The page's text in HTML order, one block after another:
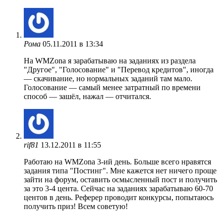
Рома 05.11.2011 в 13:34
На WMZona я зарабатываю на заданиях из раздела
"Другое", "Голосование" и "Перевод кредитов", иногда
— скачивание, но нормальных заданий там мало.
Голосование — самый менее затратный по времени
способ — зашёл, нажал — отчитался.
rif81 13.12.2011 в 11:55
Работаю на WMZona 3-ий день. Больше всего нравятся
задания типа "Постинг". Мне кажется нет ничего проще
зайти на форум, оставить осмысленный пост и получить
за это 3-4 цента. Сейчас на заданиях зарабатываю 60-70
центов в день. Реферер проводит конкурсы, попытаюсь
получить приз! Всем советую!